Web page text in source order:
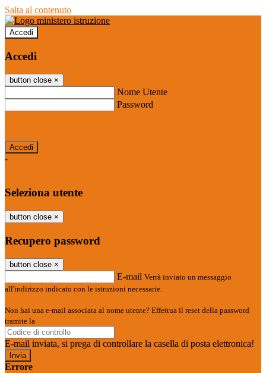
Salta al contenuto
Accedi
Accedi
button close ×
Nome Utente
Password
-
Seleziona utente
button close ×
Recupero password
button close ×
E-mail Verrà inviato un messaggio
all'indirizzo indicato con le istruzioni necessarie.
Non hai una e-mail associata al nome utente? Effettua il reset della password
tramite la
E-mail inviata, si prega di controllare la casella di posta elettronica!
Errore